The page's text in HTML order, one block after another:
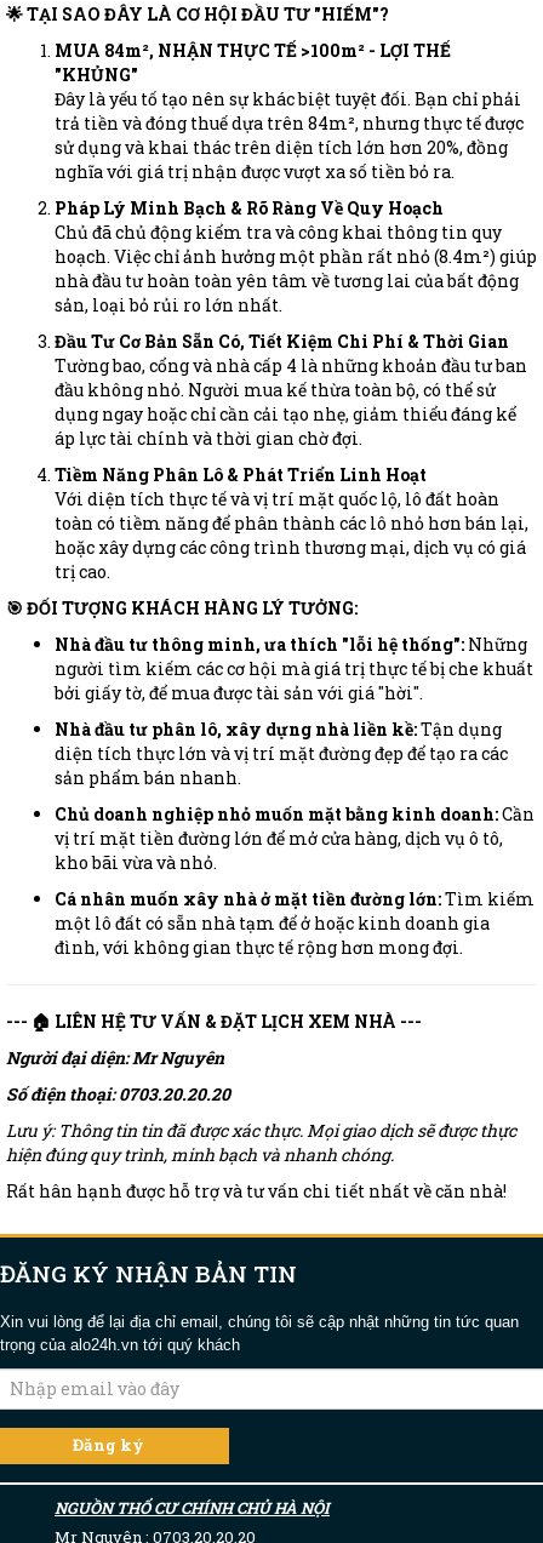
🌟 TẠI SAO ĐÂY LÀ CƠ HỘI ĐẦU TƯ "HIẾM"?
MUA 84m², NHẬN THỰC TẾ >100m² - LỢI THẾ
"KHỦNG"
Đây là yếu tố tạo nên sự khác biệt tuyệt đối. Bạn chỉ phải
trả tiền và đóng thuế dựa trên 84m², nhưng thực tế được
sử dụng và khai thác trên diện tích lớn hơn 20%, đồng
nghĩa với giá trị nhận được vượt xa số tiền bỏ ra.
Pháp Lý Minh Bạch & Rõ Ràng Về Quy Hoạch
Chủ đã chủ động kiểm tra và công khai thông tin quy
hoạch. Việc chỉ ảnh hưởng một phần rất nhỏ (8.4m²) giúp
nhà đầu tư hoàn toàn yên tâm về tương lai của bất động
sản, loại bỏ rủi ro lớn nhất.
Đầu Tư Cơ Bản Sẵn Có, Tiết Kiệm Chi Phí & Thời Gian
Tường bao, cổng và nhà cấp 4 là những khoản đầu tư ban
đầu không nhỏ. Người mua kế thừa toàn bộ, có thể sử
dụng ngay hoặc chỉ cần cải tạo nhẹ, giảm thiểu đáng kể
áp lực tài chính và thời gian chờ đợi.
Tiềm Năng Phân Lô & Phát Triển Linh Hoạt
Với diện tích thực tế và vị trí mặt quốc lộ, lô đất hoàn
toàn có tiềm năng để phân thành các lô nhỏ hơn bán lại,
hoặc xây dựng các công trình thương mại, dịch vụ có giá
trị cao.
🎯 ĐỐI TƯỢNG KHÁCH HÀNG LÝ TƯỞNG:
Nhà đầu tư thông minh, ưa thích "lỗi hệ thống": Những
người tìm kiếm các cơ hội mà giá trị thực tế bị che khuất
bởi giấy tờ, để mua được tài sản với giá "hời".
Nhà đầu tư phân lô, xây dựng nhà liền kề:Tận dụng
diện tích thực lớn và vị trí mặt đường đẹp để tạo ra các
sản phẩm bán nhanh.
Chủ doanh nghiệp nhỏ muốn mặt bằng kinh doanh:Cần
vị trí mặt tiền đường lớn để mở cửa hàng, dịch vụ ô tô,
kho bãi vừa và nhỏ.
Cá nhân muốn xây nhà ở mặt tiền đường lớn:Tìm kiếm
một lô đất có sẵn nhà tạm để ở hoặc kinh doanh gia
đình, với không gian thực tế rộng hơn mong đợi.
--- 🏠 LIÊN HỆ TƯ VẤN & ĐẶT LỊCH XEM NHÀ ---
Người đại diện: Mr Nguyên
Số điện thoại: 0703.20.20.20
Lưu ý: Thông tin tin đã được xác thực. Mọi giao dịch sẽ được thực
hiện đúng quy trình, minh bạch và nhanh chóng.
Rất hân hạnh được hỗ trợ và tư vấn chi tiết nhất về căn nhà!
ĐĂNG KÝ NHẬN BẢN TIN
Xin vui lòng để lại địa chỉ email, chúng tôi sẽ cập nhật những tin tức quan
trọng của alo24h.vn tới quý khách
NGUỒN THỔ CƯ CHÍNH CHỦ HÀ NỘI
Mr Nguyên : 0703.20.20.20